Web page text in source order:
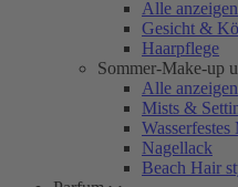
Alle anzeigen
Gesicht &
Haarpflege
Sommer-Make-up
Alle anzeigen
Mists &
Nagellack
Beach Hair